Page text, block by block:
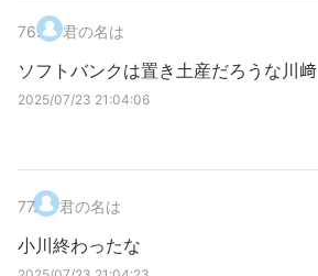
76. 君の名は
ソフトバンクは置き土産だろうな川﨑
2025/07/23 21:04:06
77. 君の名は
小川終わったな